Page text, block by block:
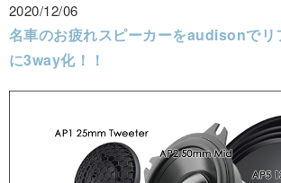
2020/12/06
名車のお疲れスピーカーをaudisonでリ
に3way化！！